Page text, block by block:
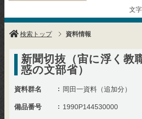
文
検索トップ 資料情報
新聞切抜（宙に浮く教
惑の文部省）
資料群名 岡田一資料（追加分）
備品番号 1990P144530000